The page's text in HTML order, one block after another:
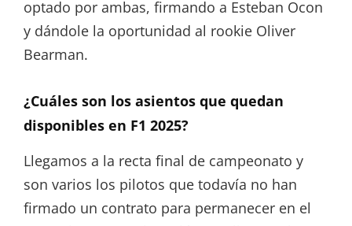
optado por ambas, firmando a Esteban Ocon
y dándole la oportunidad al rookie Oliver
Bearman.
¿Cuáles son los asientos que quedan
disponibles en F1 2025?
Llegamos a la recta final de campeonato y
son varios los pilotos que todavía no han
firmado un contrato para permanecer en el